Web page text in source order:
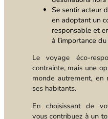
Se sentir acteur
en adoptant un
responsable et
à l’importance
Le voyage éco-
contrainte, mais une
monde autrement,
ses habitants.
En choisissant de
vous contribuez à un